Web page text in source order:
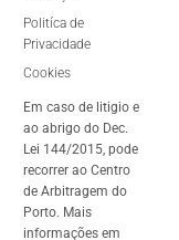
Politíca de
Privacidade
Cookies
Em caso de litigio e
ao abrigo do Dec.
Lei 144/2015, pode
recorrer ao Centro
de Arbitragem do
Porto. Mais
informações em